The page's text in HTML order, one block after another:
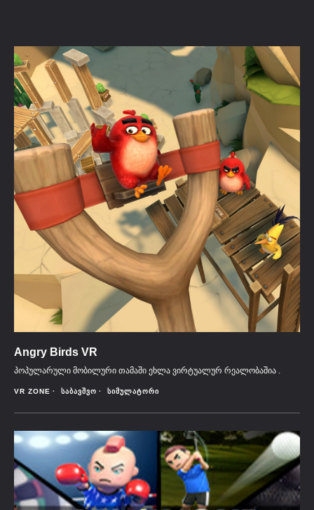
Angry Birds VR
პოპულარული მობილური თამაში ეხლა ვირტუალურ რეალობაშია .
VR ZONE ᲡᲐᲑᲐᲕᲨᲕᲝ ᲡᲘᲛᲣᲚᲐᲢᲝᲠᲘ